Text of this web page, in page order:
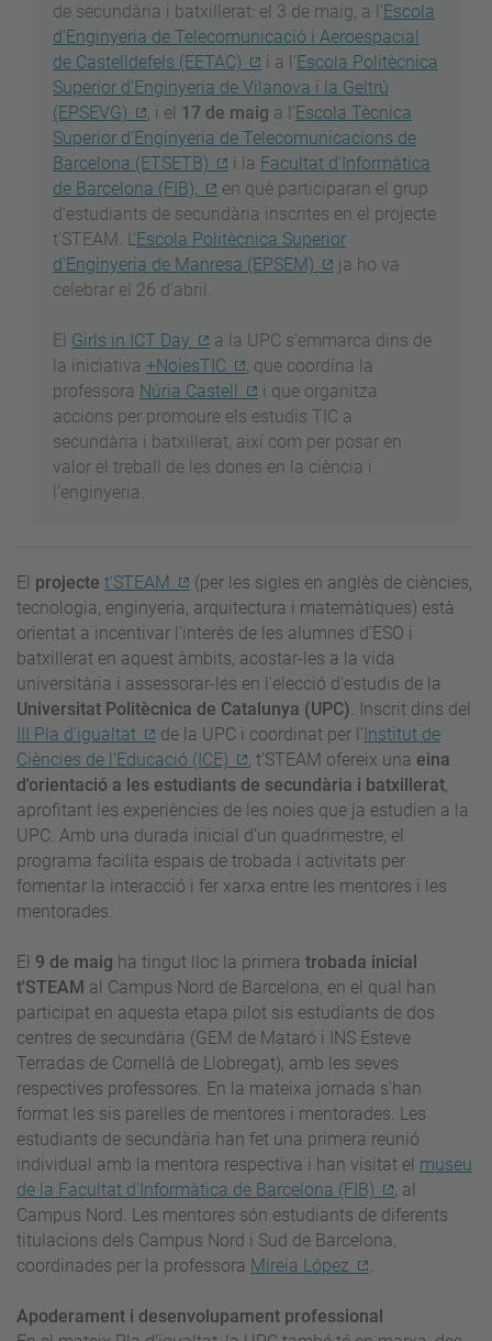
de secundària i batxillerat: el 3 de maig, a l’Escola
d'Enginyeria de Telecomunicació i Aeroespacial
de Castelldefels (EETAC)
i a l’Escola Politècnica
Superior d'Enginyeria de Vilanova i la Geltrú
(EPSEVG)
, i el 17 de maig a l’Escola Tècnica
Superior d'Enginyeria de Telecomunicacions de
Barcelona (ETSETB)
i la Facultat d'Informàtica
de Barcelona (FIB),
en què participaran el grup
d'estudiants de secundària inscrites en el projecte
t'STEAM. L’Escola Politècnica Superior
d'Enginyeria de Manresa (EPSEM)
ja ho va
celebrar el 26 d’abril.
El Girls in ICT Day
a la UPC s'emmarca dins de
la iniciativa +NoiesTIC
, que coordina la
professora Núria Castell
i que organitza
accions per promoure els estudis TIC a
secundària i batxillerat, així com per posar en
valor el treball de les dones en la ciència i
l’enginyeria.
El projecte t’STEAM
(per les sigles en anglès de ciències,
tecnologia, enginyeria, arquitectura i matemàtiques) està
orientat a incentivar l'interès de les alumnes d’ESO i
batxillerat en aquest àmbits, acostar-les a la vida
universitària i assessorar-les en l'elecció d'estudis de la
Universitat Politècnica de Catalunya (UPC). Inscrit dins del
III Pla d'igualtat
de la UPC i coordinat per l' Institut de
Ciències de l'Educació (ICE)
, t’STEAM ofereix una eina
d'orientació a les estudiants de secundària i batxillerat,
aprofitant les experiències de les noies que ja estudien a la
UPC. Amb una durada inicial d’un quadrimestre, el
programa facilita espais de trobada i activitats per
fomentar la interacció i fer xarxa entre les mentores i les
mentorades.
El 9 de maig ha tingut lloc la primera trobada inicial
t'STEAM al Campus Nord de Barcelona, en el qual han
participat en aquesta etapa pilot sis estudiants de dos
centres de secundària (GEM de Mataró i INS Esteve
Terradas de Cornellà de Llobregat), amb les seves
respectives professores. En la mateixa jornada s'han
format les sis parelles de mentores i mentorades. Les
estudiants de secundària han fet una primera reunió
individual amb la mentora respectiva i han visitat el museu
de la Facultat d'Informàtica de Barcelona (FIB)
, al
Campus Nord. Les mentores són estudiants de diferents
titulacions dels Campus Nord i Sud de Barcelona,
coordinades per la professora Mireia López .
Apoderament i desenvolupament professional